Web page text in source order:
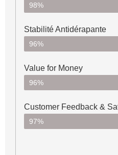
98%
Stabilité Antidérapante
96%
Value for Money
96%
Customer Feedback &
97%